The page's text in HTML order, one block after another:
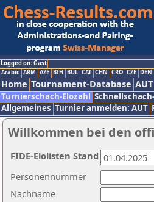
Logged on: Gast
Arabic ARM AZE BIH BUL CAT CHN CRO CZE DEN
Home Tournament-Database
Turnierschach-Elozahl
Allgemeines Turnier anmelden: AUT
Willkommen bei den
Nachname
Personennummer
FIDE-Elolisten Stand